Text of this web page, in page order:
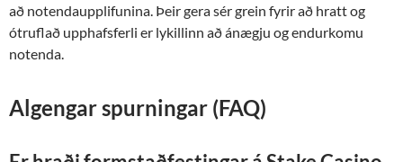
að notendaupplifunina. Þeir gera sér grein fyrir að hratt og
ótruflað upphafsferli er lykillinn að ánægju og endurkomu
notenda.
Algengar spurningar (FAQ)